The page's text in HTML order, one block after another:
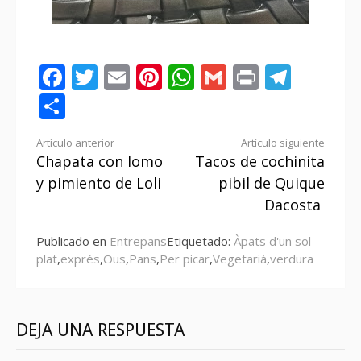
Facebook
Twitter
EmailPinterest
WhatsApp
Gmail
Print
Seguir
leyendo
Artículo anterior
Chapata con lomo
y pimiento de Loli
Artículo siguiente
Tacos de cochinita
pibil de Quique
Dacosta
Publicado en EntrepansEtiquetado: Àpats d'un sol
plat,exprés,Ous,Pans,Per picar,Vegetarià,verdura
DEJA UNA RESPUESTA